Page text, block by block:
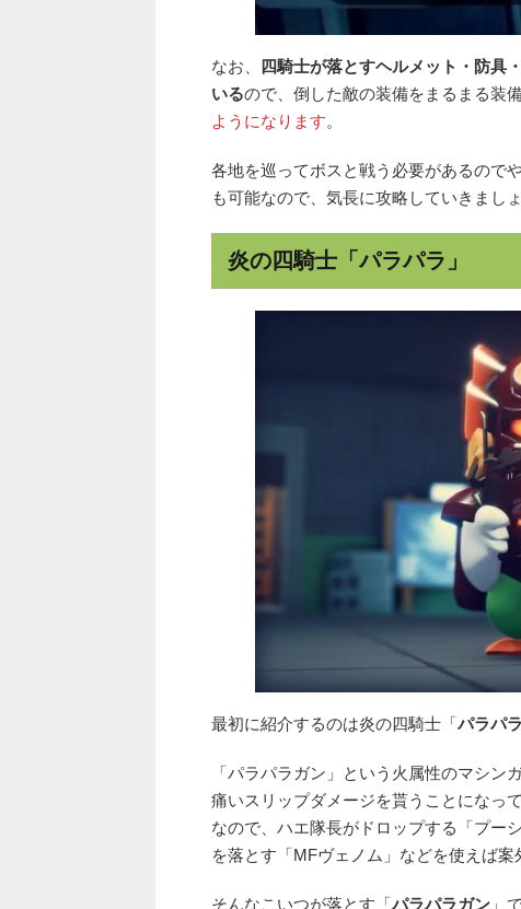
なお、
四騎士が落とすヘルメット・防具
いるので、倒した敵の装備をまるまる装
ようになります。
各地を巡ってボスと戦う必要があるので
も可能なので、気長に攻略していきましょ
炎の四騎士「パラパラ」
最初に紹介するのは炎の四騎士「パラパラ
「パラパラガン」という火属性のマシ
痛いスリップダメージを貰うことになっ
なので、ハエ隊長がドロップする「プー
を落とす「MFヴェノム」などを使えば案
そんなこいつが落とす「パラパラガン 」